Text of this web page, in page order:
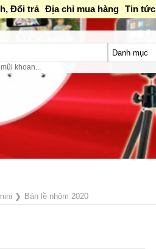
Đổi trả Địa chỉ mua hàng Tin tức
khoan...
❯ Bản lề nhôm 2020